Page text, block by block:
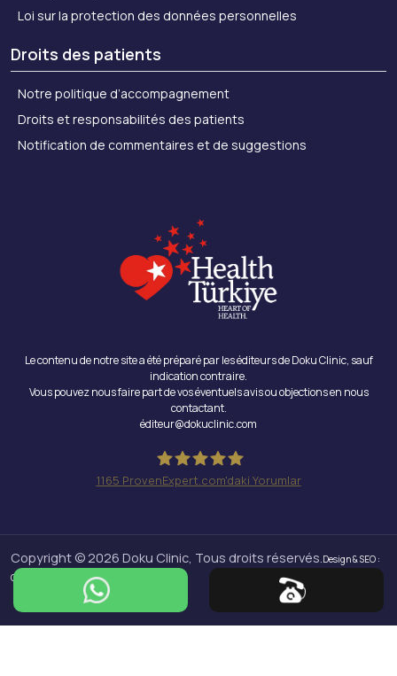
Loi sur la protection des données personnelles
Droits des patients
Notre politique d’accompagnement
Droits et responsabilités des patients
Notification de commentaires et de suggestions
Le contenu de notre site a été préparé par les éditeurs de Doku Clinic, sauf
indication contraire.
Vous pouvez nous faire part de vos éventuels avis ou objections en nous
contactant.
éditeur@dokuclinic.com
1165 ProvenExpert.com'daki Yorumlar
Copyright © 2026 Doku Clinic, Tous droits réservés.Design & SEO :
Crabs Media